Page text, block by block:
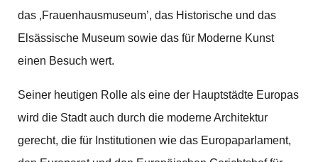
das ,Frauenhausmuseum’, das Historische und das
Elsässische Museum sowie das für Moderne Kunst
einen Besuch wert.
Seiner heutigen Rolle als eine der Hauptstädte Europas
wird die Stadt auch durch die moderne Architektur
gerecht, die für Institutionen wie das Europaparlament,